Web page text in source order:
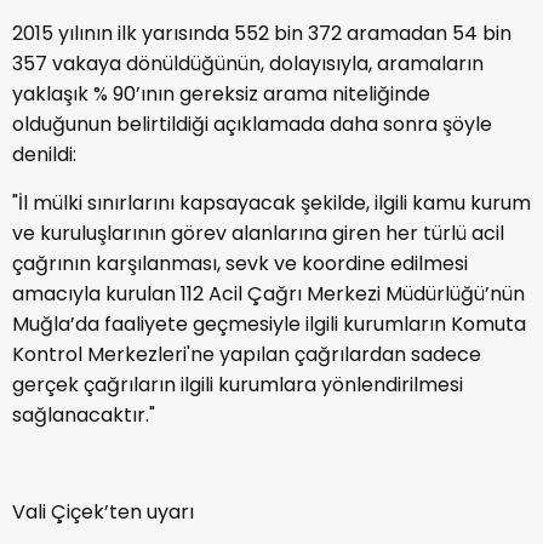
2015 yılının ilk yarısında 552 bin 372 aramadan 54 bin
357 vakaya dönüldüğünün, dolayısıyla, aramaların
yaklaşık % 90’ının gereksiz arama niteliğinde
olduğunun belirtildiği açıklamada daha sonra şöyle
denildi:
"İl mülki sınırlarını kapsayacak şekilde, ilgili kamu kurum
ve kuruluşlarının görev alanlarına giren her türlü acil
çağrının karşılanması, sevk ve koordine edilmesi
amacıyla kurulan 112 Acil Çağrı Merkezi Müdürlüğü’nün
Muğla’da faaliyete geçmesiyle ilgili kurumların Komuta
Kontrol Merkezleri'ne yapılan çağrılardan sadece
gerçek çağrıların ilgili kurumlara yönlendirilmesi
sağlanacaktır."
Vali Çiçek’ten uyarı